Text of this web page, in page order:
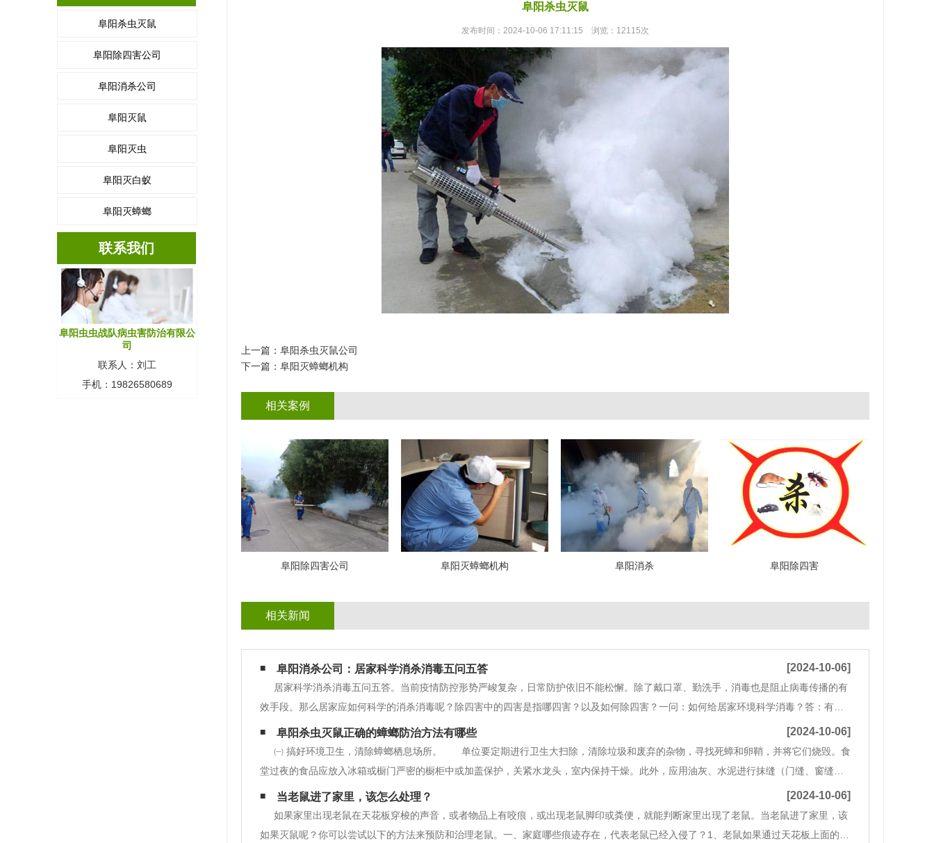
阜阳杀虫灭鼠
阜阳除四害公司
阜阳消杀公司
阜阳灭鼠
阜阳灭虫
阜阳灭白蚁
阜阳灭蟑螂
联系我们
阜阳虫虫战队病虫害防治有限公
司
联系人：刘工
手机：19826580689
阜阳杀虫灭鼠
发布时间：2024-10-06 17:11:15 浏览：12115次
上一篇： 阜阳杀虫灭鼠公司
下一篇： 阜阳灭蟑螂机构
相关案例
阜阳除四害公司 阜阳灭蟑螂机构 阜阳消杀 阜阳除四害
相关新闻
阜阳消杀公司：居家科学消杀消毒五问五答 [2024-10-06]
居家科学消杀消毒五问五答。当前疫情防控形势严峻复杂，日常防护依旧不能松懈。除了戴口罩、勤洗手，消毒也是阻止病毒传播的有
效手段。那么居家应如何科学的消杀消毒呢？除四害中的四害是指哪四害？以及如何除四害？一问：如何给居家环境科学消毒？答：有普
通访客时，只需要做好清洁和保持通风即可，通风不畅可用排气扇；若有疑似或确诊传染病患者在家里短期滞留，需对居家场所进行清洁
和消毒。消毒剂要合理安全使用，对日常接触较
阜阳杀虫灭鼠正确的蟑螂防治方法有哪些 [2024-10-06]
㈠ 搞好环境卫生，清除蟑螂栖息场所。 单位要定期进行卫生大扫除，清除垃圾和废弃的杂物，寻找死蟑和卵鞘，并将它们烧毁。食
堂过夜的食品应放入冰箱或橱门严密的橱柜中或加盖保护，关紧水龙头，室内保持干燥。此外，应用油灰、水泥进行抹缝（门缝、窗缝、
墙缝等），堵住各种孔洞。通过这些措施断绝蟑螂的食源、水源，消灭蟑螂的栖息地。 ㈡ 物理防治 蟑螂物理防治的方法多种多
样，大多比较简单和经济，既可以作为化学防
当老鼠进了家里，该怎么处理？ [2024-10-06]
如果家里出现老鼠在天花板穿梭的声音，或者物品上有咬痕，或出现老鼠脚印或粪便，就能判断家里出现了老鼠。当老鼠进了家里，该
如果灭鼠呢？你可以尝试以下的方法来预防和治理老鼠。一、家庭哪些痕迹存在，代表老鼠已经入侵了？1、老鼠如果通过天花板上面的通